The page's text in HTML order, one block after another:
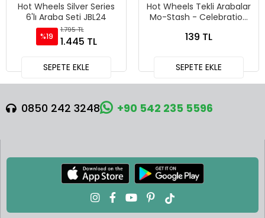
Hot Wheels Silver Series
6'lı Araba Seti JBL24
%19
1.795 TL
1.445 TL
SEPETE EKLE
Hot Wheels Tekli Arabalar
Mo-Stash - Celebration
139 TL
SEPETE EKLE
0850 242 3248 +90 542 235 5596